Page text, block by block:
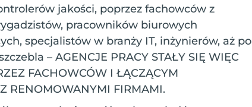
jakości, poprzez fachowców z
pracowników biurowych
specjalistów w branży IT, inżynierów, aż po
– AGENCJE PRACY STAŁY SIĘ WIĘC
FACHOWCÓW I ŁĄCZĄCYM
RENOMOWANYMI FIRMAMI.